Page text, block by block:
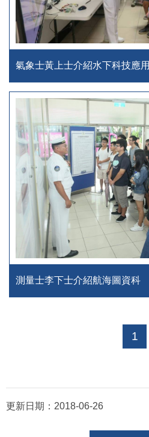
氣象士黃上士介紹水下科技應用
測量士李下士介紹航海圖資科
1
更新日期： 2018-06-26